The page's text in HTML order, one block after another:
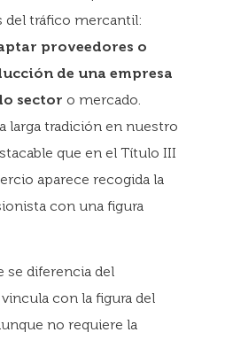
tráfico mercantil:
proveedores o
de una empresa
sector o mercado.
larga tradición en nuestro
que en el Título III
aparece recogida la
con una figura
se diferencia del
con la figura del
no requiere la